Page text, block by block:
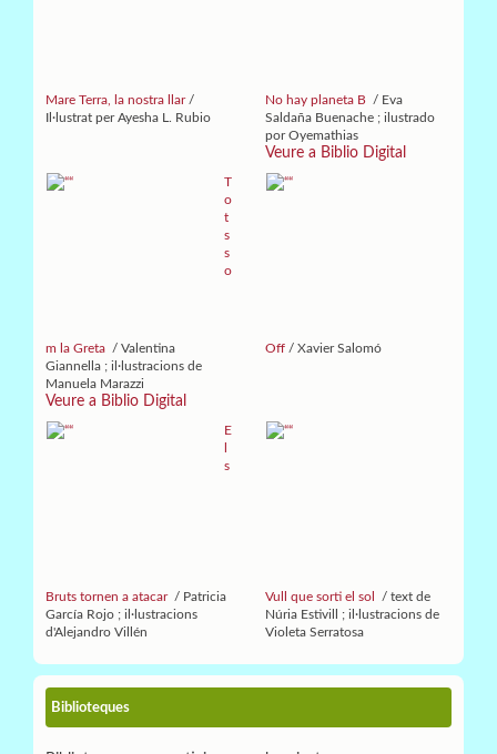
Mare Terra, la nostra llar /
Il·lustrat per Ayesha L. Rubio
No hay planeta B / Eva
Saldaña Buenache ; ilustrado
por Oyemathias
Veure a Biblio Digital
T
o
t
s
s
o
m la Greta / Valentina
Giannella ; il·lustracions de
Manuela Marazzi
Veure a Biblio Digital
Off / Xavier Salomó
E
s
Bruts tornen a atacar / Patricia
García Rojo ; il·lustracions
d'Alejandro Villén
Vull que sorti el sol
/ text de
Núria Estivill ; il·lustracions de
Violeta Serratosa
Biblioteques